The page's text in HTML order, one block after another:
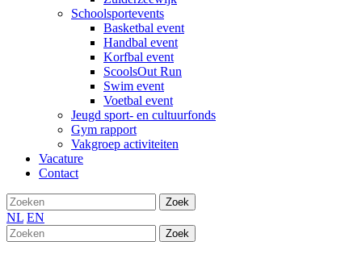
Schoolsportevents
Basketbal event
Handbal event
Korfbal event
ScoolsOut Run
Swim event
Voetbal event
Jeugd sport- en cultuurfonds
Gym rapport
Vakgroep activiteiten
Vacature
Contact
Zoek
NL EN
Zoek